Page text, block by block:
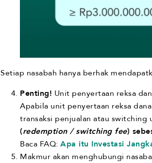
Setiap nasabah hanya berhak
Penting! Unit penyertaan reksa
Apabila unit penyertaan reksa dana
transaksi penjualan atau switching
(redemption / switching fee)
Baca FAQ: Apa itu Investasi
Makmur akan menghubungi